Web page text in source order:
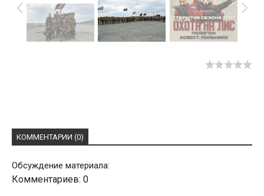
КОММЕНТАРИИ (0)
Обсуждение материала:
Комментариев: 0